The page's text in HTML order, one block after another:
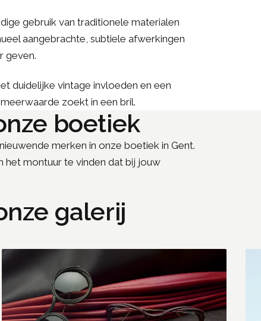
gebruik van traditionele materialen
aangebrachte, subtiele afwerkingen
geven.
duidelijke vintage invloeden en een
zoekt in een bril.
boetiek
merken in onze boetiek in Gent.
het montuur te vinden dat bij jouw
galerij